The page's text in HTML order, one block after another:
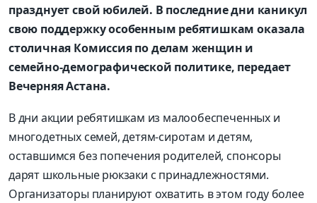
празднует свой юбилей. В последние дни каникул
свою поддержку особенным ребятишкам оказала
столичная Комиссия по делам женщин и
семейно-демографической политике, передает
Вечерняя Астана.
В дни акции ребятишкам из малообеспеченных и
многодетных семей, детям-сиротам и детям,
оставшимся без попечения родителей, спонсоры
дарят школьные рюкзаки с принадлежностями.
Организаторы планируют охватить в этом году более